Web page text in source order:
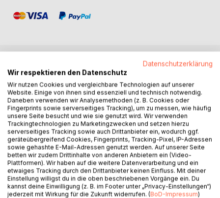
BESCHREIBUNG
Wie so viele Kinder auch, haben Paul und Paula keine Lust,
abends ins Bett zu gehen.
Sie wollen lieber wach bleiben und weiter spielen.
Aber das ändert sich bei den beiden dann ganz plötzlich:
Denn Paul hatte letzte Nacht einen tollen Traum, den er
weiter träumen wollte.
Er erzählt Paula von seinem tollen Traum. Ab jetzt gehen
beide vergnügt schlafen, um sich ihre Träume am nächsten
Tag zu erzählen.
Datenschutzerklärung
Wir respektieren den Datenschutz
Wir nutzen Cookies und vergleichbare Technologien auf unserer
Website. Einige von ihnen sind essenziell und technisch notwendig.
Daneben verwenden wir Analysemethoden (z. B. Cookies oder
Fingerprints sowie serverseitiges Tracking), um zu messen, wie häufig
unsere Seite besucht und wie sie genutzt wird. Wir verwenden
Trackingtechnologien zu Marketingzwecken und setzen hierzu
serverseitiges Tracking sowie auch Drittanbieter ein, wodurch ggf.
geräteübergreifend Cookies, Fingerprints, Tracking-Pixel, IP-Adressen
sowie gehashte E-Mail-Adressen genutzt werden. Auf unserer Seite
betten wir zudem Drittinhalte von anderen Anbietern ein (Video-
Plattformen). Wir haben auf die weitere Datenverarbeitung und ein
etwaiges Tracking durch den Drittanbieter keinen Einfluss. Mit deiner
Einstellung willigst du in die oben beschriebenen Vorgänge ein. Du
kannst deine Einwilligung (z. B. im Footer unter „Privacy-Einstellungen“)
jederzeit mit Wirkung für die Zukunft widerrufen. (BoD-Impressum)